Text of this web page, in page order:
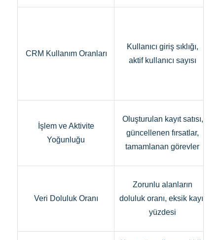
CRM Kullanım Oranları
Kullanıcı giriş sıklığı,
aktif kullanıcı sayısı
İşlem ve Aktivite
Yoğunluğu
Oluşturulan kayıt satısı,
güncellenen fırsatlar,
tamamlanan görevler
Veri Doluluk Oranı
Zorunlu alanların
doluluk oranı, eksik kayıt
yüzdesi